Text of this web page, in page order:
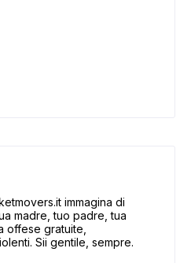
immagina di
madre, tuo padre, tua
offese gratuite,
Sii gentile, sempre.